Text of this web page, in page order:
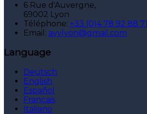
6 Rue d'Auvergne,
69002 Lyon
Téléphone: +33 (0)4 78 92 88 71
Email: avylyon@gmail.com
Language
Deutsch
English
Español
Français
Italiano